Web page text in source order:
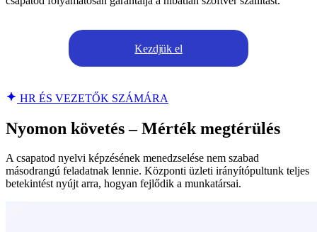
Kezdjük el
HR ÉS VEZETŐK SZÁMÁRA
Nyomon követés – Mérték megtérülés
A csapatod nyelvi képzésének menedzselése nem szabad
másodrangú feladatnak lennie. Központi üzleti irányítópultunk teljes
betekintést nyújt arra, hogyan fejlődik a munkatársai.